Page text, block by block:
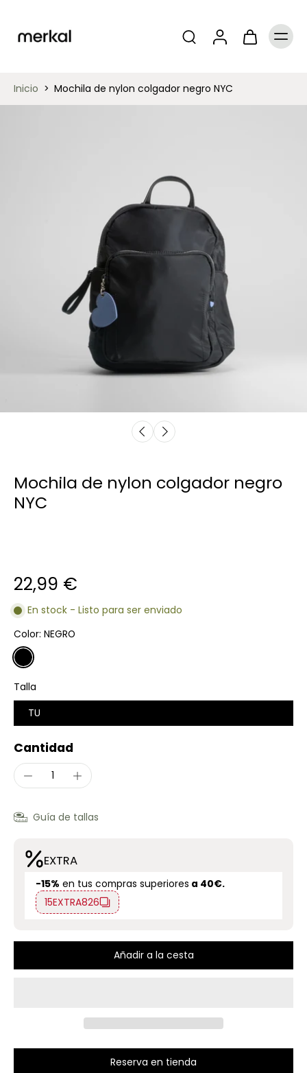
Inicio > Mochila de nylon colgador negro NYC
Mochila de nylon colgador negro
NYC
22,99 €
En stock - Listo para ser enviado
Color: NEGRO
Talla
TU
Cantidad
Guía de tallas
EXTRA
-15% en tus compras superiores a 40€.
15EXTRA826
Añadir a la cesta
Reserva en tienda